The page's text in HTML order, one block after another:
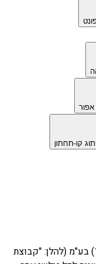
אפור
קו-תחתון
חברת אחים יששכר שירותים והובלות (1994) בע"מ (להלן: "קבוצת